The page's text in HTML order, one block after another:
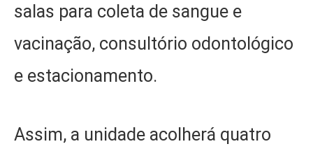
salas para coleta de sangue e
vacinação, consultório odontológico
e estacionamento.
Assim, a unidade acolherá quatro